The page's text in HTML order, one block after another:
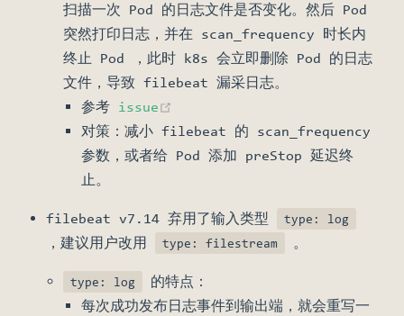
扫描一次 Pod 的日志文件是否变化。然后 Pod
突然打印日志，并在 scan_frequency 时长内
终止 Pod ，此时 k8s 会立即删除 Pod 的日志
文件，导致 filebeat 漏采日志。
参考 issue
对策：减小 filebeat 的 scan_frequency
参数，或者给 Pod 添加 preStop 延迟终
止。
filebeat v7.14 弃用了输入类型 type: log
，建议用户改用 type: filestream 。
type: log
的特点：
每次成功发布日志事件到输出端，就会重写一